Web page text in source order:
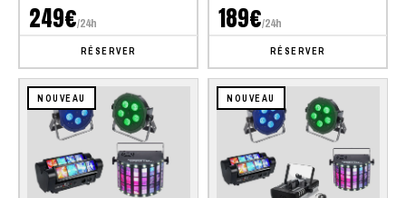
249€/24h
RÉSERVER
189€/24h
RÉSERVER
NOUVEAU NOUVEAU